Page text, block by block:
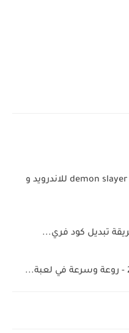
تحميل لعبة قاتل الشياطين demon slayer للاندرويد و
تبديل كود فري...